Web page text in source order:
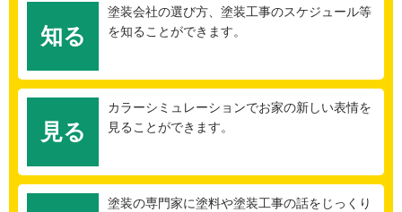
知る
塗装会社の選び方、塗装工事のスケジュール等
を知ることができます。
見る
カラーシミュレーションでお家の新しい表情を
見ることができます。
塗装の専門家に塗料や塗装工事の話をじっくり